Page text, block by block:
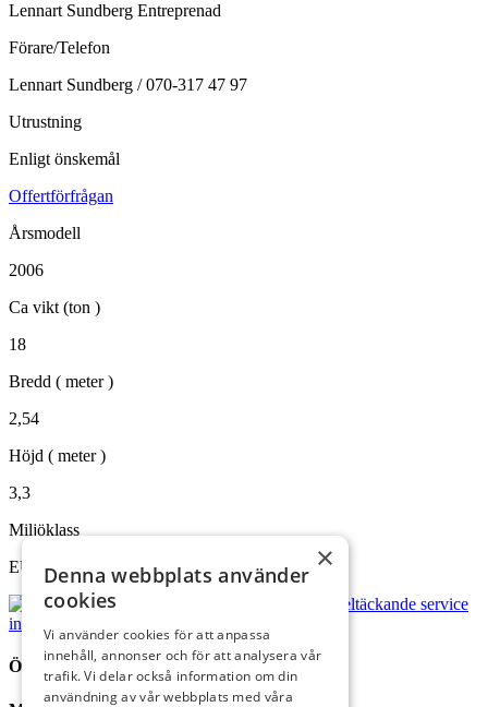
Lennart Sundberg Entreprenad
Förare/Telefon
Lennart Sundberg / 070-317 47 97
Utrustning
Enligt önskemål
Offertförfrågan
Årsmodell
2006
Ca vikt (ton )
18
Bredd ( meter )
2,54
Höjd ( meter )
3,3
Miljöklass
EU steg 2
ÖPPETTIDER
×
Denna webbplats använder
cookies
Vi använder cookies för att anpassa
innehåll, annonser och för att analysera vår
trafik. Vi delar också information om din
användning av vår webbplats med våra